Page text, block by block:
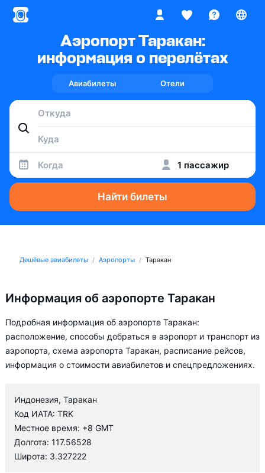
Аэропорт Таракан:
информация о перелётах
Авиабилеты Отели
Когда 1 пассажир
Найти билеты
Дешёвые авиабилеты Аэропорты Таракан
Информация об аэропорте Таракан
Подробная информация об аэропорте Таракан:
расположение, способы добраться в аэропорт и транспорт из
аэропорта, схема аэропорта Таракан, расписание рейсов,
информация о стоимости авиабилетов и спецпредложениях.
Индонезия, Таракан
Код ИАТА: TRK
Местное время: +8 GMT
Долгота: 117.56528
Широта: 3.327222